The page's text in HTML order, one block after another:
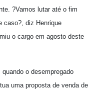
?Vamos lutar até o fim
caso?, diz Henrique
o cargo em agosto deste
o desempregado
uma proposta de venda de